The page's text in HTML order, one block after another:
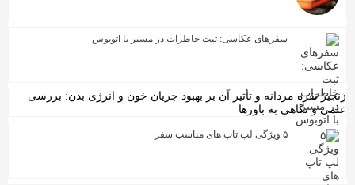
سفرهای عکاسی: ثبت خاطرات در مسیر با اتوبوس
نقره مردانه و تأثیر آن بر بهبود جریان خون و انرژی بدن: بررسی
و نگاهی به باورها